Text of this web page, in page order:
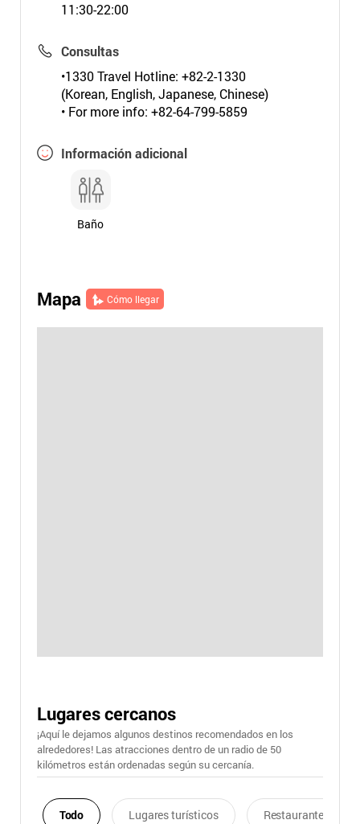
11:30-22:00
Consultas
•1330 Travel Hotline: +82-2-1330
(Korean, English, Japanese, Chinese)
• For more info: +82-64-799-5859
Información adicional
Baño
Mapa Cómo llegar
Lugares cercanos
¡Aquí le dejamos algunos destinos recomendados en los
alrededores! Las atracciones dentro de un radio de 50
kilómetros están ordenadas según su cercanía.
Todo Lugares turísticos Restaurantes